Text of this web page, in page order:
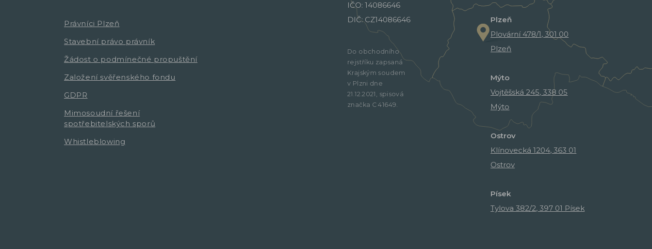
Právníci Plzeň
Stavební právo právník
Žádost o podmínečné propuštění
Založení svěřenského fondu
GDPR
Mimosoudní řešení
spotřebitelských sporů
Whistleblowing
IČO: 14086646
DIČ: CZ14086646
Do obchodního
rejstříku zapsaná
Krajským soudem
v Plzni dne
21.12.2021, spisová
značka C 41649.
Plzeň
Plovární 478/1, 301 00
Plzeň
Mýto
Vojtěšská 245, 338 05
Mýto
Ostrov
Klínovecká 1204, 363 01
Ostrov
Písek
Tylova 382/2, 397 01 Písek